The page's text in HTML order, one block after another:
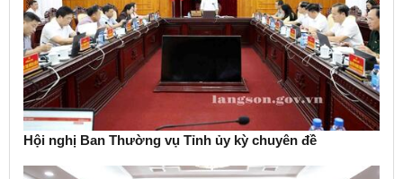
Hội nghị Ban Thường vụ Tỉnh ủy kỳ chuyên đề